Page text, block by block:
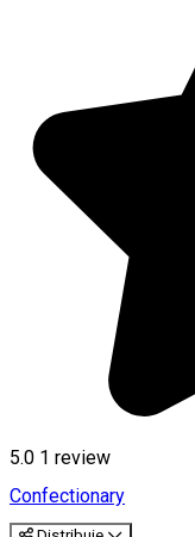
5.0 1 review
Confectionary